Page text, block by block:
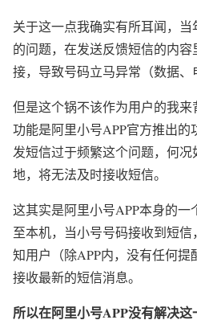
关于这一点我确实有所耳闻，
的问题，在发送反馈短信的内
接，导致号码立马异常（数据、
但是这个锅不该作为用户的我来
功能是阿里小号APP官方推出
发短信过于频繁这个问题，何
地，将无法及时接收短信。
这其实是阿里小号APP本身的
至本机，当小号号码接收到短
知用户（除APP内，没有任何提
接收最新的短信消息。
所以在阿里小号APP没有解决